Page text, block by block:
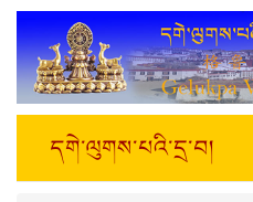
དགེ་ལུགས་པའི་དྲ་བ།